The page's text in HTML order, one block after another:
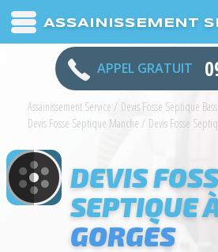
ASSAINISSEMENT
APPEL GRATUIT
Assainissement Service / Devis Fosse Septique
Devis Fosse Septique Manche / Devis Fosse
DEVIS
SEPTIQUE
GORGES